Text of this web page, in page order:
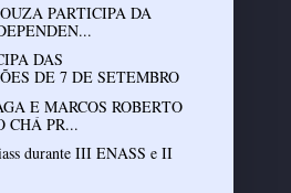
PARTICIPA DA
DAS
DE 7 DE SETEMBRO
E MARCOS ROBERTO
CHÁ PR...
durante III ENASS e II